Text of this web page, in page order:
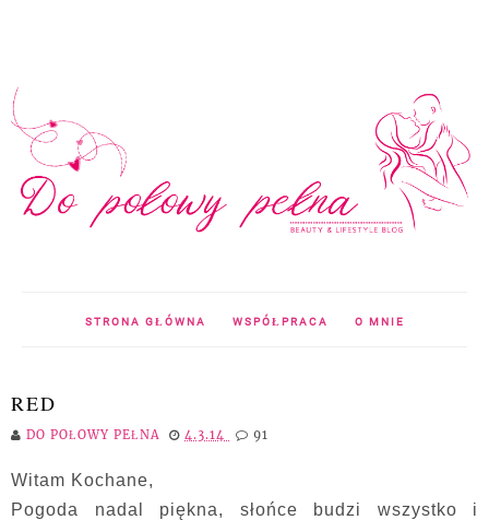
STRONA GŁÓWNA WSPÓŁPRACA O MNIE
RED
DO POŁOWY PEŁNA 4.3.14 91
Witam Kochane,
Pogoda nadal piękna, słońce budzi wszystko i